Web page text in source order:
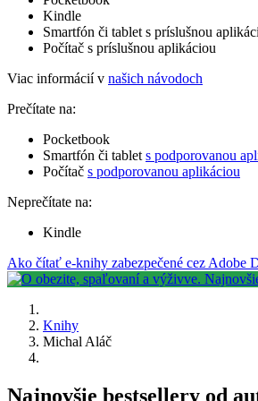
Kindle
Smartfón či tablet s príslušnou
Počítač s príslušnou aplikáciou
Viac informácií v našich návodoch
Prečítate na:
Pocketbook
Smartfón či tablet s podporovanou
Počítač s podporovanou aplikáciou
Neprečítate na:
Kindle
Ako čítať e-knihy zabezpečené cez Adobe
Knihy
Michal Aláč
Najnovšie bestsellery od